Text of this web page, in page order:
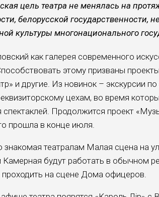
цель театра не менялась на
белорусской государственности,
культуры многонационального
как галерея современного
этому призваны
и другие. Из новинок – экскурсии
цехам, во время
спектаклей. Продолжится проект
прошла в конце июля.
театралам Малая сцена на
Камерная будут работать в обычном
проходить на сцене Дома офицеров.